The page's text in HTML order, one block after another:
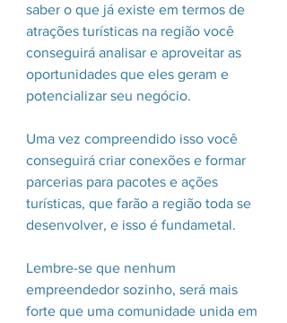
saber o que já existe em termos de
atrações turísticas na região você
conseguirá analisar e aproveitar as
oportunidades que eles geram e
potencializar seu negócio.
Uma vez compreendido isso você
conseguirá criar conexões e formar
parcerias para pacotes e ações
turísticas, que farão a região toda se
desenvolver, e isso é fundametal.
Lembre-se que nenhum
empreendedor sozinho, será mais
forte que uma comunidade unida em